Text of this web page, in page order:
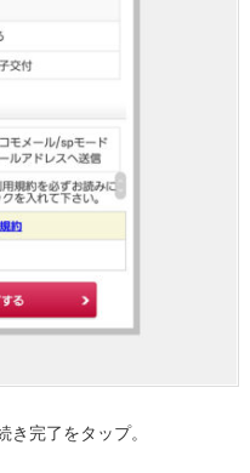
完了をタップ。